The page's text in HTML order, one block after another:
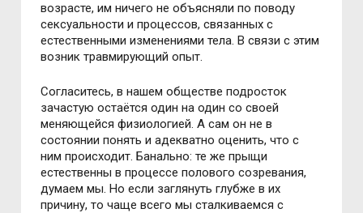
возрасте, им ничего не объясняли по поводу
сексуальности и процессов, связанных с
естественными изменениями тела. В связи с этим
возник травмирующий опыт.
Согласитесь, в нашем обществе подросток
зачастую остаётся один на один со своей
меняющейся физиологией. А сам он не в
состоянии понять и адекватно оценить, что с
ним происходит. Банально: те же прыщи
естественны в процессе полового созревания,
думаем мы. Но если заглянуть глубже в их
причину, то чаще всего мы сталкиваемся с